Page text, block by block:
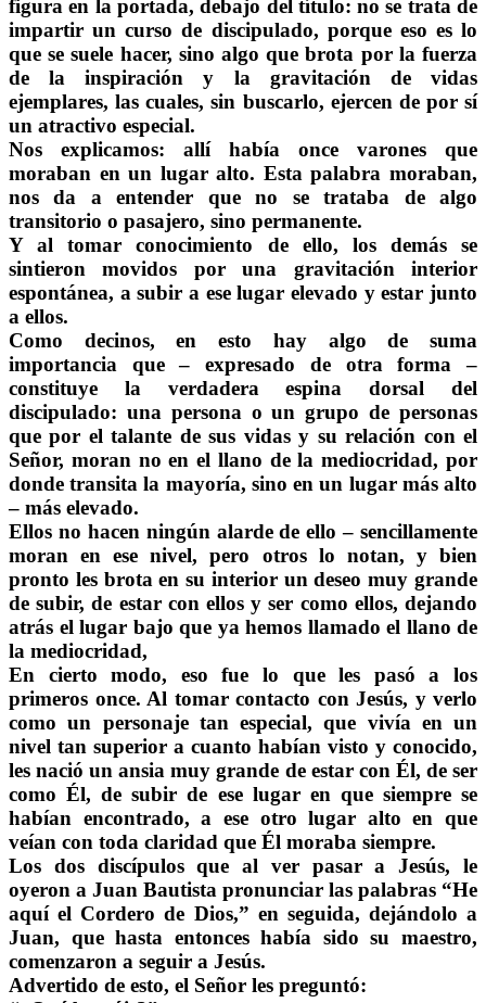
figura en la portada, debajo del título: no se trata de
impartir un curso de discipulado, porque eso es lo
que se suele hacer, sino algo que brota por la fuerza
de la inspiración y la gravitación de vidas
ejemplares, las cuales, sin buscarlo, ejercen de por sí
un atractivo especial.
Nos explicamos: allí había once varones que
moraban en un lugar alto. Esta palabra moraban,
nos da a entender que no se trataba de algo
transitorio o pasajero, sino permanente.
Y al tomar conocimiento de ello, los demás se
sintieron movidos por una gravitación interior
espontánea, a subir a ese lugar elevado y estar junto
a ellos.
Como decinos, en esto hay algo de suma
importancia que – expresado de otra forma –
constituye la verdadera espina dorsal del
discipulado: una persona o un grupo de personas
que por el talante de sus vidas y su relación con el
Señor, moran no en el llano de la mediocridad, por
donde transita la mayoría, sino en un lugar más alto
– más elevado.
Ellos no hacen ningún alarde de ello – sencillamente
moran en ese nivel, pero otros lo notan, y bien
pronto les brota en su interior un deseo muy grande
de subir, de estar con ellos y ser como ellos, dejando
atrás el lugar bajo que ya hemos llamado el llano de
la mediocridad,
En cierto modo, eso fue lo que les pasó a los
primeros once. Al tomar contacto con Jesús, y verlo
como un personaje tan especial, que vivía en un
nivel tan superior a cuanto habían visto y conocido,
les nació un ansia muy grande de estar con Él, de ser
como Él, de subir de ese lugar en que siempre se
habían encontrado, a ese otro lugar alto en que
veían con toda claridad que Él moraba siempre.
Los dos discípulos que al ver pasar a Jesús, le
oyeron a Juan Bautista pronunciar las palabras “He
aquí el Cordero de Dios,” en seguida, dejándolo a
Juan, que hasta entonces había sido su maestro,
comenzaron a seguir a Jesús.
Advertido de esto, el Señor les preguntó: